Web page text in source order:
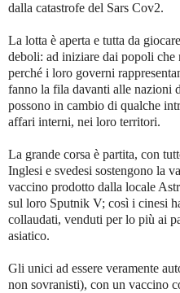
dalla catastrofe del Sars Cov2.
La lotta è aperta e tutta da
deboli: ad iniziare dai popoli che
perché i loro governi
fanno la fila davanti alle nazioni
possono in cambio di qualche
affari interni, nei loro territori.
La grande corsa è partita, con
Inglesi e svedesi sostengono la
vaccino prodotto dalla locale
sul loro Sputnik V; così i cinesi
collaudati, venduti per lo più ai
asiatico.
Gli unici ad essere veramente
non sovranisti), con un vaccino